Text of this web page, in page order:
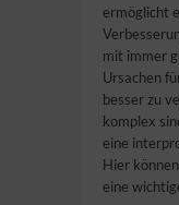
ermöglicht
mit immer
Ursachen
besser zu
komplex
eine
Hier
eine